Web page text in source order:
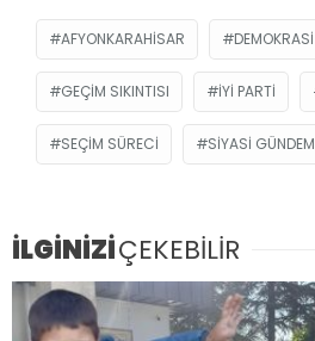
AFYONKARAHISAR DEMOKRASI
GEÇIM SIKINTISI İYİ PARTI
SEÇIM SÜRECI SIYASI GÜNDEM
İLGİNİZİÇEKEBİLİR